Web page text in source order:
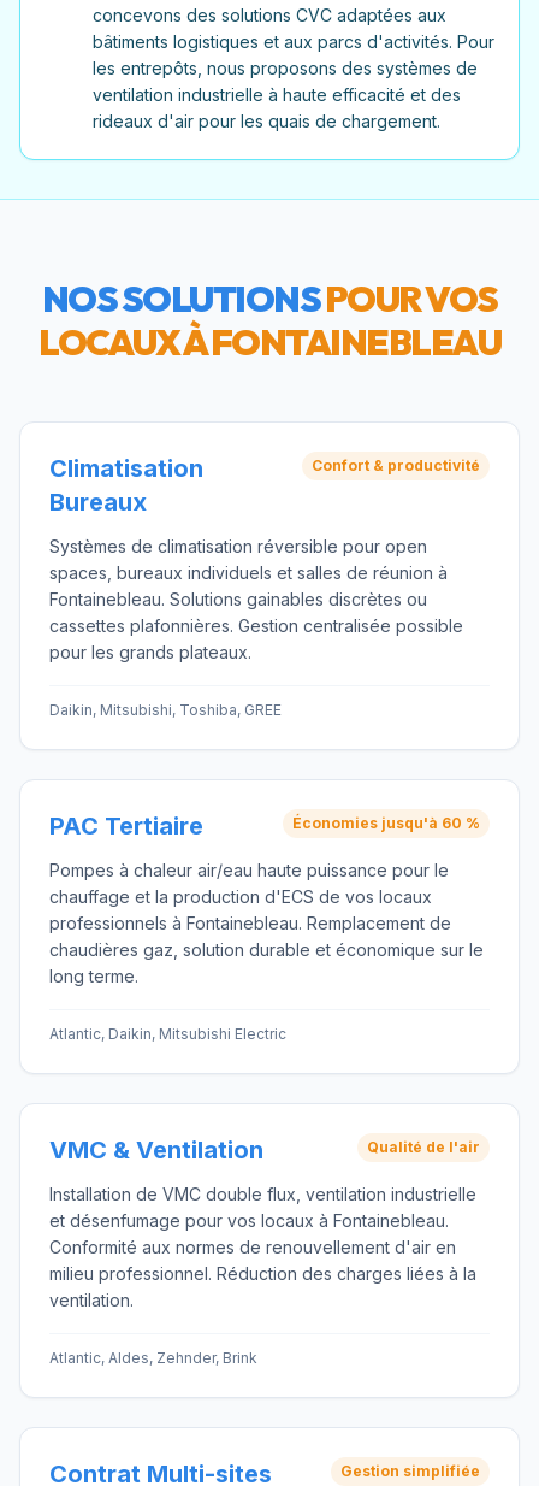
concevons des solutions CVC adaptées aux
bâtiments logistiques et aux parcs d'activités. Pour
les entrepôts, nous proposons des systèmes de
ventilation industrielle à haute efficacité et des
rideaux d'air pour les quais de chargement.
NOS SOLUTIONSPOUR VOS
LOCAUX ÀFONTAINEBLEAU
Climatisation
Bureaux
Confort & productivité
Systèmes de climatisation réversible pour open
spaces, bureaux individuels et salles de réunion à
Fontainebleau. Solutions gainables discrètes ou
cassettes plafonnières. Gestion centralisée possible
pour les grands plateaux.
Daikin, Mitsubishi, Toshiba, GREE
PAC Tertiaire Économies jusqu'à 60 %
Pompes à chaleur air/eau haute puissance pour le
chauffage et la production d'ECS de vos locaux
professionnels à Fontainebleau. Remplacement de
chaudières gaz, solution durable et économique sur le
long terme.
Atlantic, Daikin, Mitsubishi Electric
VMC & Ventilation Qualité de l'air
Installation de VMC double flux, ventilation industrielle
et désenfumage pour vos locaux à Fontainebleau.
Conformité aux normes de renouvellement d'air en
milieu professionnel. Réduction des charges liées à la
ventilation.
Atlantic, Aldes, Zehnder, Brink
Contrat Multi-sites Gestion simplifiée